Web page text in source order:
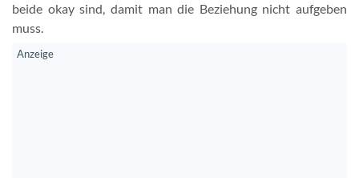
beide okay sind, damit man die Beziehung nicht aufgeben
muss.